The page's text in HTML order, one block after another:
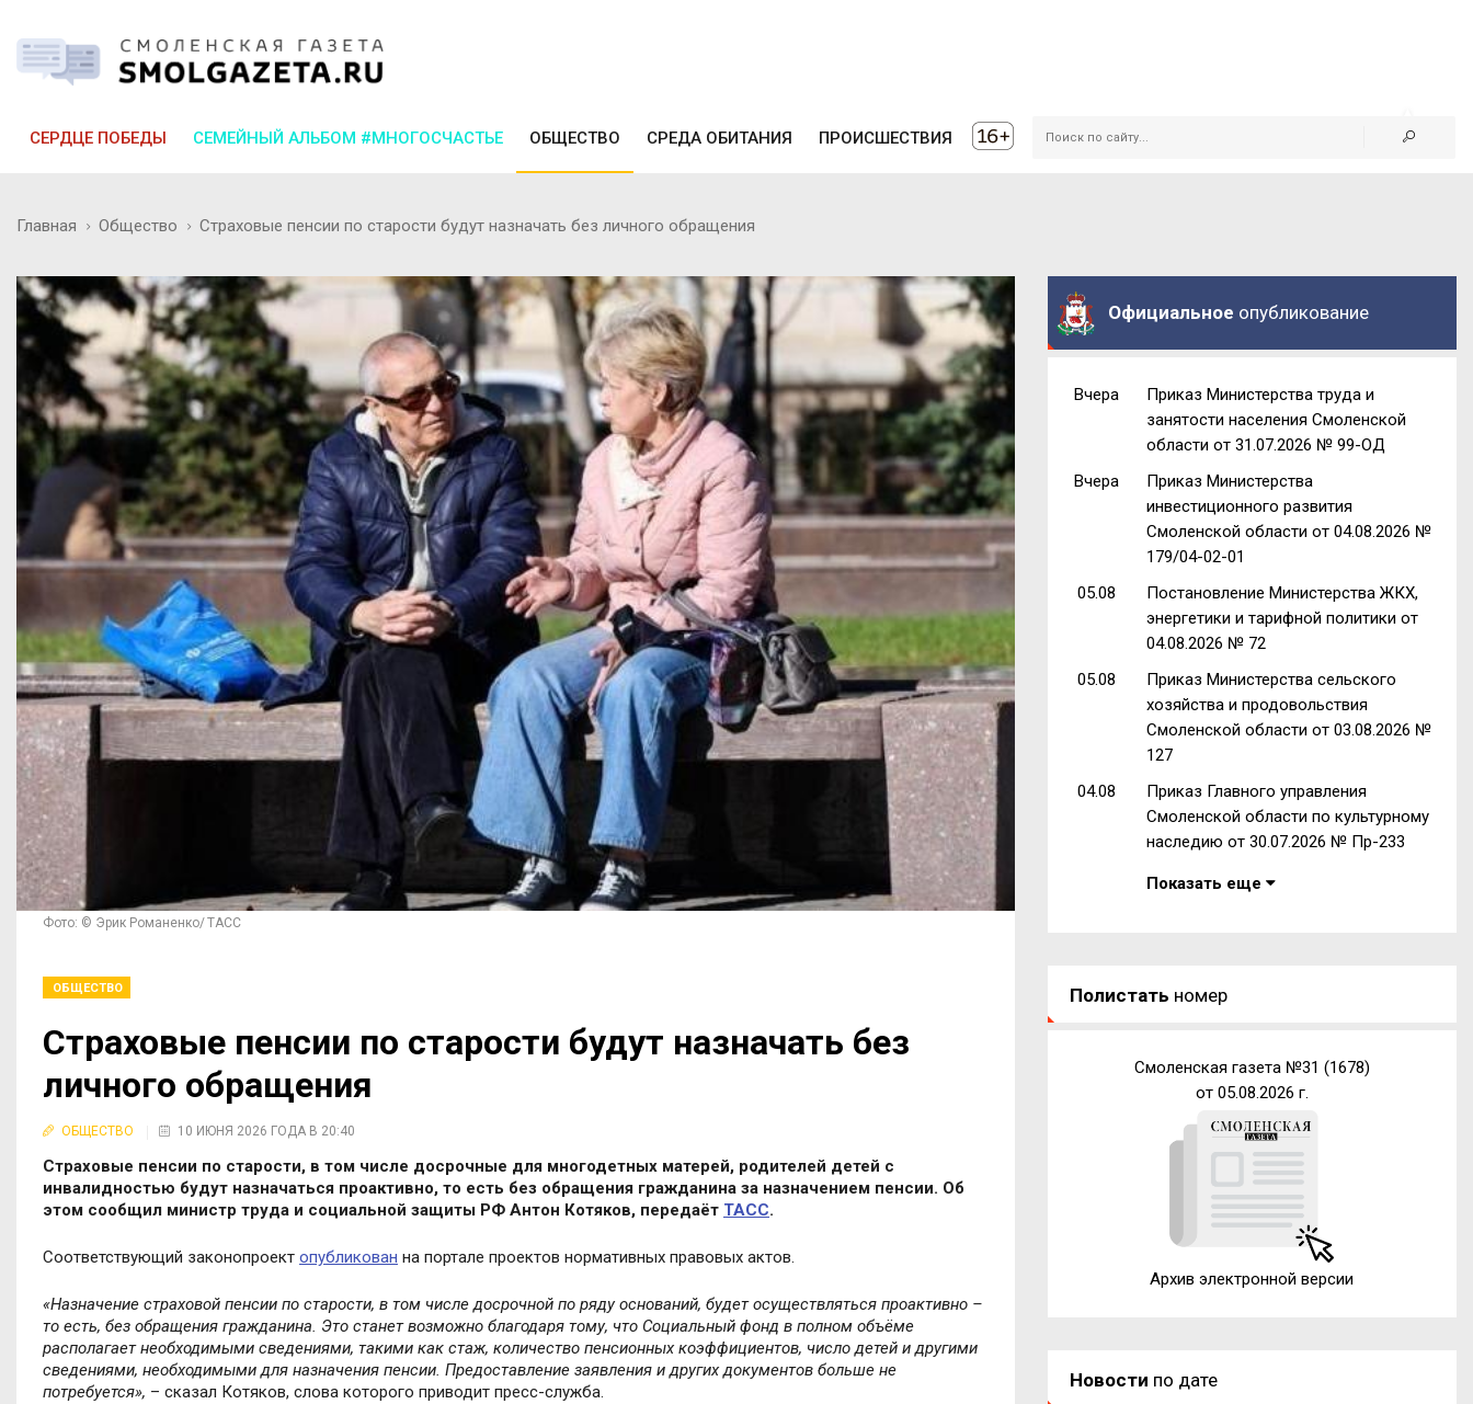
СЕРДЦЕ ПОБЕДЫ СЕМЕЙНЫЙ АЛЬБОМ #МНОГОСЧАСТЬЕ ОБЩЕСТВО СРЕДА ОБИТАНИЯ ПРОИСШЕСТВИЯ
Главная Общество Страховые пенсии по старости будут назначать без личного обращения
Фото: © Эрик Романенко/ ТАСС
ОБЩЕСТВО
Страховые пенсии по старости будут назначать без
личного обращения
ОБЩЕСТВО 10 ИЮНЯ 2026 ГОДА В 20:40
Страховые пенсии по старости, в том числе досрочные для многодетных матерей, родителей детей с
инвалидностью будут назначаться проактивно, то есть без обращения гражданина за назначением пенсии. Об
этом сообщил министр труда и социальной защиты РФ Антон Котяков, передаёт ТАСС.
Соответствующий законопроект опубликован на портале проектов нормативных правовых актов.
«Назначение страховой пенсии по старости, в том числе досрочной по ряду оснований, будет осуществляться проактивно –
то есть, без обращения гражданина. Это станет возможно благодаря тому, что Социальный фонд в полном объёме
располагает необходимыми сведениями, такими как стаж, количество пенсионных коэффициентов, число детей и другими
сведениями, необходимыми для назначения пенсии. Предоставление заявления и других документов больше не
потребуется», – сказал Котяков, слова которого приводит пресс-служба.
Официальное опубликование
Вчера
Приказ Министерства труда и
занятости населения Смоленской
области от 31.07.2026 № 99-ОД
Вчера
Приказ Министерства
инвестиционного развития
Смоленской области от 04.08.2026 №
179/04-02-01
05.08
Постановление Министерства ЖКХ,
энергетики и тарифной политики от
04.08.2026 № 72
05.08
Приказ Министерства сельского
хозяйства и продовольствия
Смоленской области от 03.08.2026 №
127
04.08
Приказ Главного управления
Смоленской области по культурному
наследию от 30.07.2026 № Пр-233
Показать еще
Полистать номер
Смоленская газета №31 (1678)
от 05.08.2026 г.
Архив электронной версии
Новости по дате